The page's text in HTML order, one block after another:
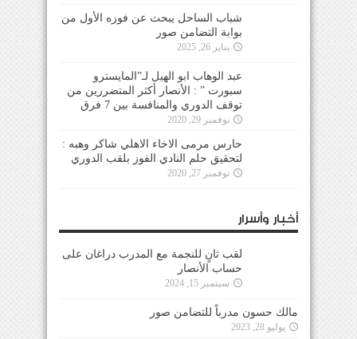
شباب الساحل يبحث عن فوزه الأول من
بوابة التضامن صور
يناير 26, 2025
عبد الوهاب ابو الهيل لـ”المايسترو
سبورت ” : الأنصار أكثر المتضررين من
توقف الدوري والمنافسة بين 7 فرق
نوفمبر 29, 2020
حارس مرمى الاخاء الاهلي شاكر وهبه :
لتحقيق حلم النادي الفوز بلقب الدوري
نوفمبر 27, 2020
أخبار وأسرار
لقب ثانٍ للنجمة مع المدرب دراغان على
حساب الأنصار
سبتمبر 15, 2024
مالك حسون مدرباً للتضامن صور
يوليو 28, 2023